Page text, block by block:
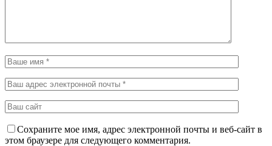
Сохраните мое имя, адрес электронной почты и веб-сайт в
этом браузере для следующего комментария.